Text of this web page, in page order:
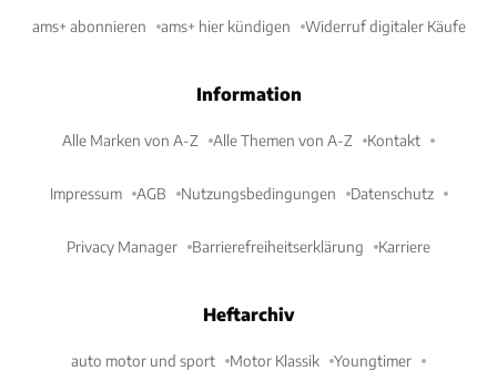
ams+ abonnieren ams+ hier kündigen Widerruf digitaler Käufe
Information
Alle Marken von A-Z Alle Themen von A-Z Kontakt
Impressum AGB Nutzungsbedingungen Datenschutz
Privacy Manager Barrierefreiheitserklärung Karriere
Heftarchiv
auto motor und sport Motor Klassik Youngtimer